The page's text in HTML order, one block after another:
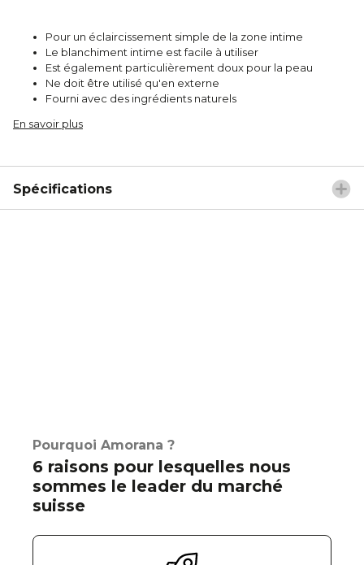
Pour un éclaircissement simple de la zone intime
Le blanchiment intime est facile à utiliser
Est également particulièrement doux pour la peau
Ne doit être utilisé qu'en externe
Fourni avec des ingrédients naturels
En savoir plus
Spécifications
Pourquoi Amorana ?
6 raisons pour lesquelles nous
sommes le leader du marché
suisse